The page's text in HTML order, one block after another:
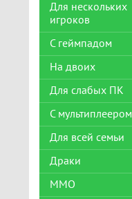
Для нескольких
игроков
С геймпадом
На двоих
Для слабых ПК
С мультиплеером
Для всей семьи
Драки
ММО